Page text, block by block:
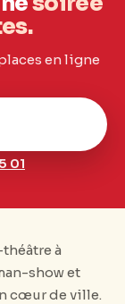
en ligne
01
à
show et
cœur de ville.